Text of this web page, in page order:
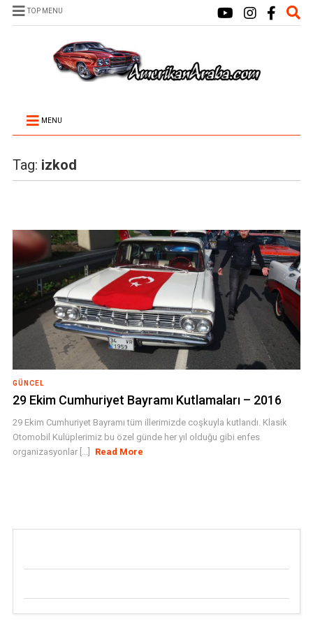
TOP MENU
MENU
Tag: izkod
GÜNCEL
29 Ekim Cumhuriyet Bayramı Kutlamaları – 2016
29 Ekim Cumhuriyet Bayramı tüm illerimizde coşkuyla kutlandı. Klasik
Otomobil Kulüplerimiz bu özel günde her yıl olduğu gibi enfes
organizasyonlar [...]
Read More